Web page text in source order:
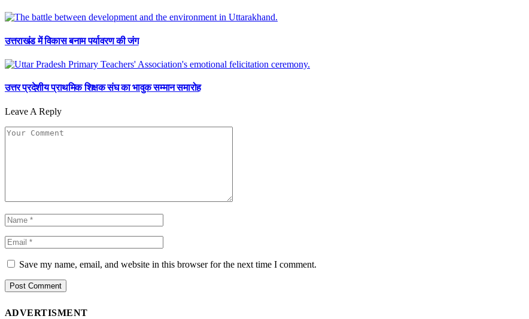
उत्तराखंड में विकास बनाम पर्यावरण की जंग
उत्तर प्रदेशीय प्राथमिक शिक्षक संघ का भावुक सम्मान समारोह
Leave A Reply
Save my name, email, and website in this browser for the next time I comment.
ADVERTISMENT